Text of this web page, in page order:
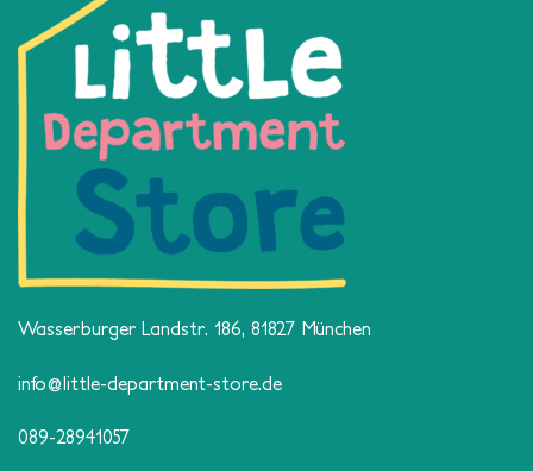
Wasserburger Landstr. 186, 81827 München
info@little-department-store.de
089-28941057